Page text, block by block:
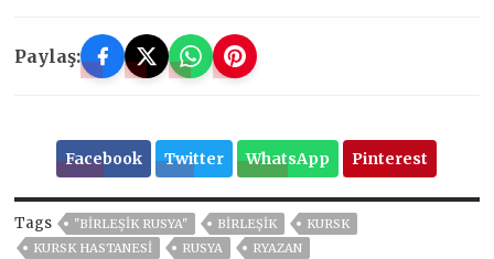
Paylaş:
Facebook Twitter WhatsApp Pinterest
Tags "BIRLEŞIK RUSYA" BIRLEŞIK
KURSK
KURSK HASTANESI
RUSYA
RYAZAN